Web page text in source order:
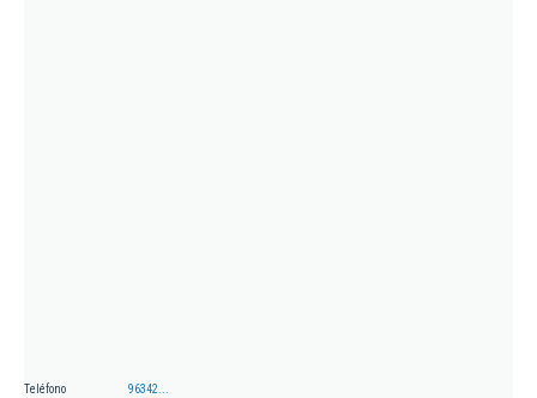
Teléfono 96342...